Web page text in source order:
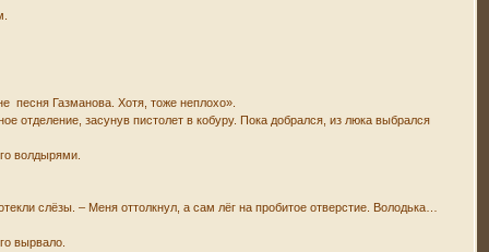
песня Газманова. Хотя, тоже неплохо».
засунув пистолет в кобуру. Пока добрался, из люка выбрался
волдырями.
слёзы. – Меня оттолкнул, а сам лёг на пробитое отверстие. Володька…
вырвало.